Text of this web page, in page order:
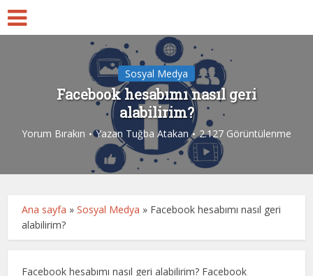
Sosyal Medya
Facebook hesabımı nasıl geri
alabilirim?
Yorum Bırakın Yazan Tuğba Atakan 2.127 Görüntülenme
Ana sayfa »Sosyal Medya » Facebook hesabımı nasıl geri
alabilirim?
Facebook hesabımı nasıl geri alabilirim? Facebook